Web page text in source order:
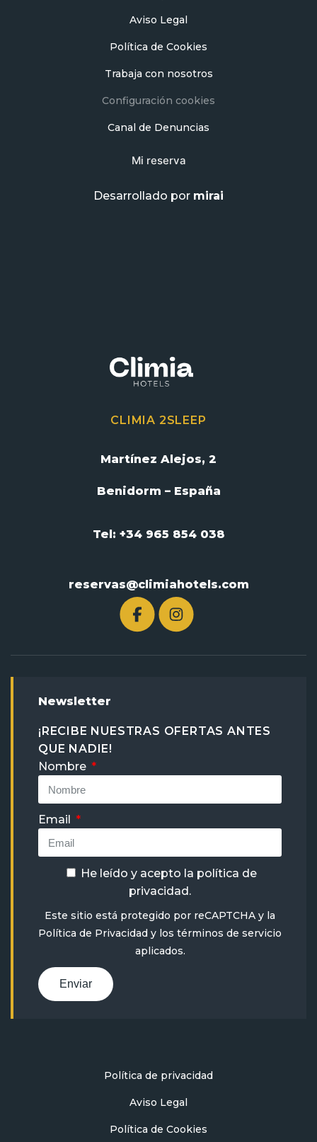
Aviso Legal
Política de Cookies
Trabaja con nosotros
Configuración cookies
Canal de Denuncias
Mi reserva
Desarrollado por mirai
CLIMIA 2SLEEP
Martínez Alejos, 2
Benidorm – España
Tel: +34 965 854 038
reservas@climiahotels.com
Newsletter
¡RECIBE NUESTRAS OFERTAS ANTES
QUE NADIE!
Nombre
Email
He leído y acepto la política de
privacidad .
Este sitio está protegido por reCAPTCHA y la
Política de Privacidad y los términos de servicio
aplicados.
Enviar
Política de privacidad
Aviso Legal
Política de Cookies